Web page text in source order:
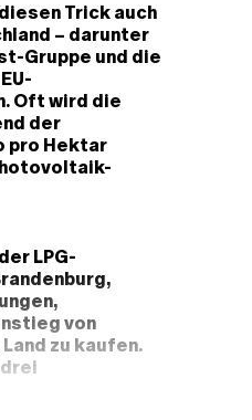
Trick auch
– darunter
Gruppe und die
Oft wird die
der
pro Hektar
LPG-
von
zu kaufen.